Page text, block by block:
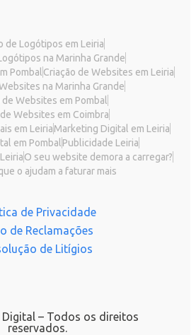
de Logótipos em Leiria
na Marinha Grande
PombalCriação de Websites em Leiria
na Marinha Grande
de Websites em Pombal
Websites em Coimbra
em LeiriaMarketing Digital em Leiria
em PombalPublicidade Leiria
O seu website demora a carregar?
o ajudam a faturar mais
de Privacidade
de Reclamações
de Litígios
– Todos os direitos
reservados.